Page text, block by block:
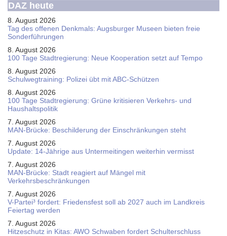
DAZ heute
8. August 2026
Tag des offenen Denkmals: Augsburger Museen bieten freie
Sonderführungen
8. August 2026
100 Tage Stadtregierung: Neue Kooperation setzt auf Tempo
8. August 2026
Schul­weg­trai­ning: Poli­zei übt mit ABC-Schüt­zen
8. August 2026
100 Tage Stadtregierung: Grüne kritisieren Verkehrs- und
Haushaltspolitik
7. August 2026
MAN-Brücke: Beschilderung der Einschränkungen steht
7. August 2026
Update: 14-Jährige aus Untermeitingen weiterhin vermisst
7. August 2026
MAN-Brücke: Stadt reagiert auf Mängel mit
Verkehrsbeschränkungen
7. August 2026
V-Partei­³ fordert: Friedens­fest soll ab 2027 auch im Land­kreis
Feier­tag werden
7. August 2026
Hitzeschutz in Kitas: AWO Schwaben fordert Schulterschluss